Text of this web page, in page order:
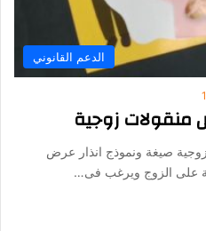
الدعم القانوني
منقولات زوجية
صيغة ونموذج انذار عرض
على الزوج ويرغب فى…